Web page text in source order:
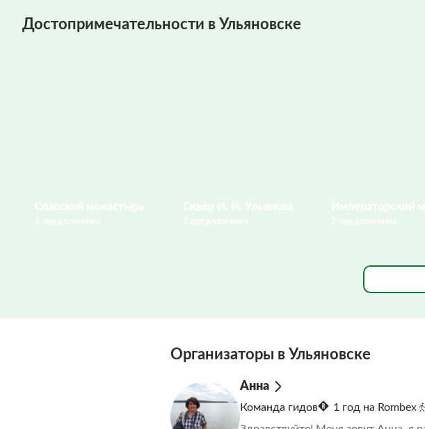
Достопримечательности в Ульяновске
Организаторы в Ульяновске
Анна
Команда гидов 1 год на Rombex